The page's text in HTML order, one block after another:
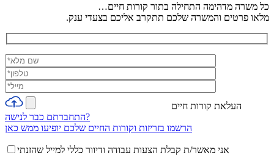
כל משרה מדהימה התחילה בתור קורות חיים…
מלאו פרטים והמשרה שלכם תתקרב אליכם בצעדי ענק.
העלאת קורות חיים
התחברתם כבר לנישה?
הרשמו בזריזות וקורות החיים שלכם יופיעו ממש כאן
אני מאשר/ת קבלת הצעות עבודה ודיוור כללי למייל שהזנתי